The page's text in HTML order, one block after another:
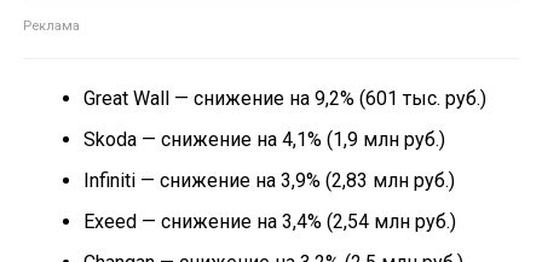
Great Wall — снижение на 9,2% (601 тыс. руб.)
Skoda — снижение на 4,1% (1,9 млн руб.)
Infiniti — снижение на 3,9% (2,83 млн руб.)
Exeed — снижение на 3,4% (2,54 млн руб.)